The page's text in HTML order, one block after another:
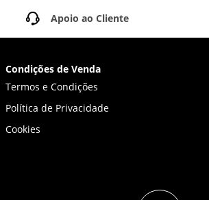
Apoio ao Cliente
Condições de Venda
Termos e Condições
Política de Privacidade
Cookies